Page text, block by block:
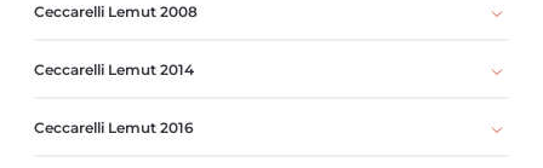
Ceccarelli Lemut 2008
Ceccarelli Lemut 2014
Ceccarelli Lemut 2016